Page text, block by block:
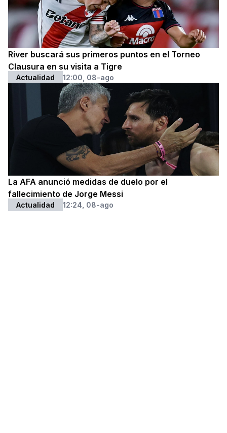
River buscará sus primeros puntos en el Torneo
Clausura en su visita a Tigre
Actualidad 12:00, 08-ago
La AFA anunció medidas de duelo por el
fallecimiento de Jorge Messi
Actualidad 12:24, 08-ago